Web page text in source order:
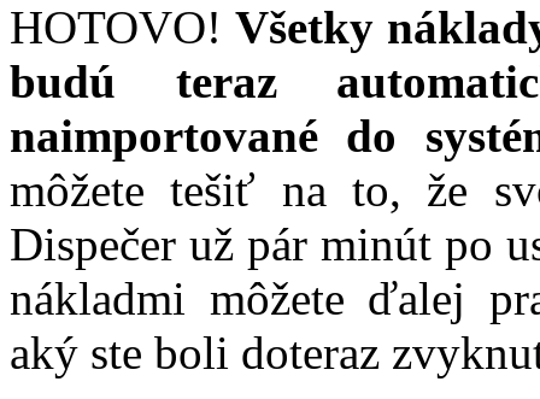
HOTOVO!Všetky
budú teraz
naimportované do
môžete tešiť na to, že
Dispečer už pár minút po
nákladmi môžete ďalej
aký ste boli doteraz